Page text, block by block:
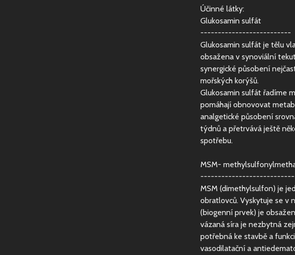
Účinné látky:
Glukosamin sulfát
--------------------------
Glukosamin sulfát je tělu
obsažena v synoviální
synergické působení
mořských korýšů.
Glukosamin sulfát řadíme
pomáhají obnovovat
analgetické působení
týdnů a přetrvává ještě
spotřebu.
MSM-
MSM (dimethylsulfon) je
obratlovců. Vyskytuje se v
(biogenní prvek) je
vázaná síra je nezbytná
potřebná ke stavbě a
vasodilatační a